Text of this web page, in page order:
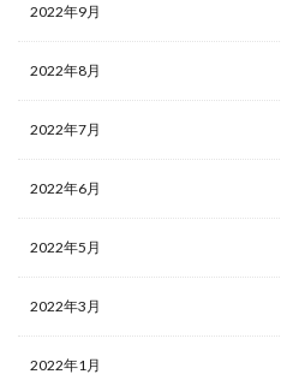
2022年9月
2022年8月
2022年7月
2022年6月
2022年5月
2022年3月
2022年1月